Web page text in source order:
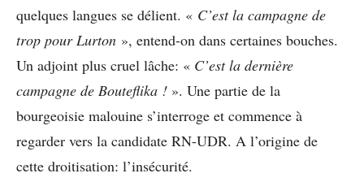
quelques langues se délient. « C’est la campagne de
trop pour Lurton », entend-on dans certaines bouches.
Un adjoint plus cruel lâche: « C’est la dernière
campagne de Bouteflika ! ». Une partie de la
bourgeoisie malouine s’interroge et commence à
regarder vers la candidate RN-UDR. A l’origine de
cette droitisation: l’insécurité.